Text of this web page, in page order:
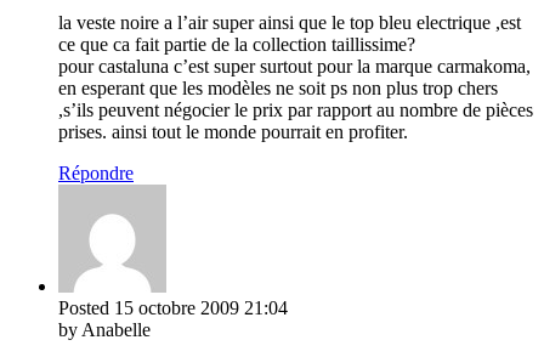
la veste noire a l’air super ainsi que le top bleu electrique ,est
ce que ca fait partie de la collection taillissime?
pour castaluna c’est super surtout pour la marque carmakoma,
en esperant que les modèles ne soit ps non plus trop chers
,s’ils peuvent négocier le prix par rapport au nombre de pièces
prises. ainsi tout le monde pourrait en profiter.
Répondre
Posted 15 octobre 2009 21:04
by Anabelle